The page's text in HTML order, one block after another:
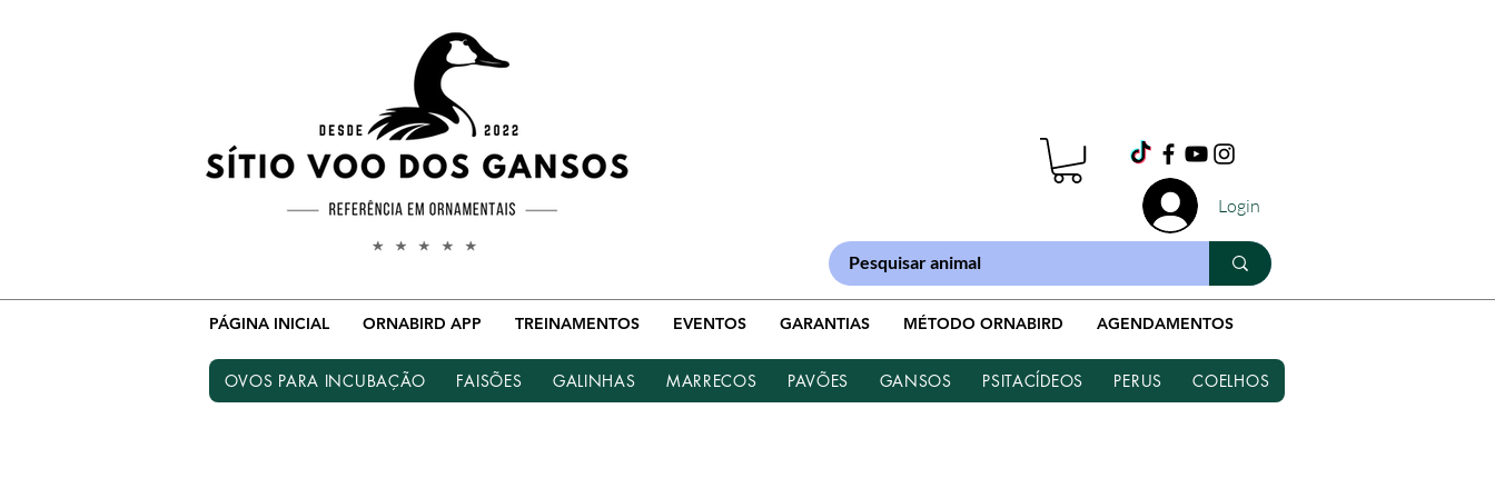
Login
PÁGINA INICIAL ORNABIRD APP TREINAMENTOS EVENTOS GARANTIAS MÉTODO ORNABIRD AGENDAMENTOS
OVOS PARA INCUBAÇÃO FAISÕES GALINHAS MARRECOS PAVÕES GANSOS PSITACÍDEOS PERUS COELHOS